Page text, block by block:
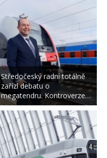
Středočeský radní totálně
zařízl debatu o
megatendru. Kontroverze…